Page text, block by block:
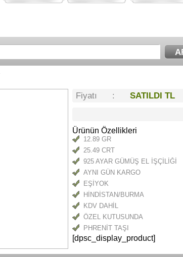
Fiyatı : SATILDI TL
Ürünün Özellikleri
12.89 GR
25.49 CRT
925 AYAR GÜMÜŞ EL İŞÇİLİĞİ
AYNI GÜN KARGO
EŞİYOK
HİNDİSTAN/BURMA
KDV DAHİL
ÖZEL KUTUSUNDA
PHRENİT TAŞI
[dpsc_display_product]